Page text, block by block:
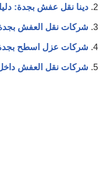
دينا نقل عفش بجدة:
شركات نقل العفش بجدة:
شركات عزل اسطح بجدة:
شركات نقل العفش داخل